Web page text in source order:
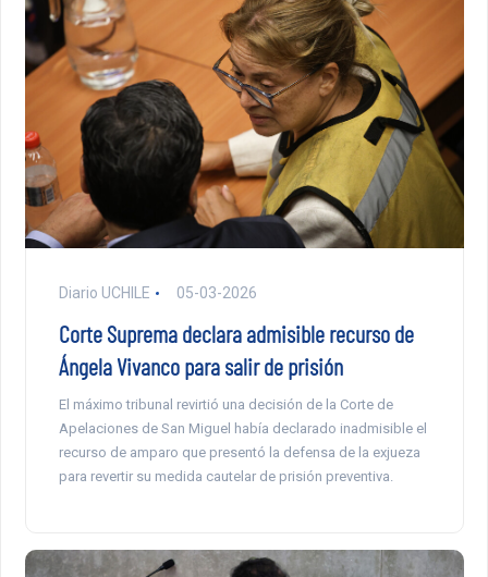
Diario UCHILE 05-03-2026
Corte Suprema declara admisible recurso de
Ángela Vivanco para salir de prisión
El máximo tribunal revirtió una decisión de la Corte de
Apelaciones de San Miguel había declarado inadmisible el
recurso de amparo que presentó la defensa de la exjueza
para revertir su medida cautelar de prisión preventiva.